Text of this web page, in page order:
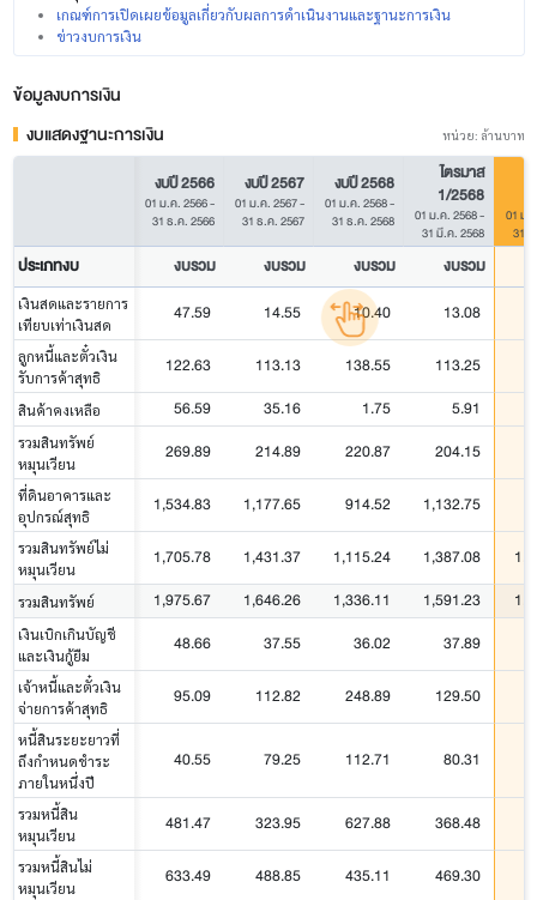
เกณฑ์การเปิดเผยข้อมูลเกี่ยวกับผลการดำเนินงานและฐานะการเงิน
ข่าวงบการเงิน
ข้อมูลงบการเงิน
งบแสดงฐานะการเงิน
หน่วย: ล้านบาท
งบปี 2566
01 ม.ค. 2566-
31 ธ.ค. 2566
งบปี 2567
01 ม.ค. 2567-
31 ธ.ค. 2567
งบปี 2568
01 ม.ค. 2568-
31 ธ.ค. 2568
ไตรมาส
1/2568
01 ม.ค. 2568-
31 มี.ค. 2568
01 ม.
31
ประเภทงบ งบรวม งบรวม งบรวม งบรวม
เงินสดและรายการ
เทียบเท่าเงินสด
47.59 14.55 10.40 13.08
ลูกหนี้และตั๋วเงิน
รับการค้าสุทธิ
122.63 113.13 138.55 113.25
สินค้าคงเหลือ 56.59 35.16 1.75 5.91
รวมสินทรัพย์
หมุนเวียน
269.89 214.89 220.87 204.15
ที่ดินอาคารและ
อุปกรณ์สุทธิ
1,534.83 1,177.65 914.52 1,132.75
รวมสินทรัพย์ไม่
หมุนเวียน
1,705.78 1,431.37 1,115.24 1,387.08
รวมสินทรัพย์ 1,975.67 1,646.26 1,336.11 1,591.23
เงินเบิกเกินบัญชี
และเงินกู้ยืม
48.66 37.55 36.02 37.89
เจ้าหนี้และตั๋วเงิน
จ่ายการค้าสุทธิ
95.09 112.82 248.89 129.50
หนี้สินระยะยาวที่
ถึงกำหนดชำระ
ภายในหนึ่งปี
40.55 79.25 112.71 80.31
รวมหนี้สิน
หมุนเวียน
481.47 323.95 627.88 368.48
รวมหนี้สินไม่
หมุนเวียน
633.49 488.85 435.11 469.30